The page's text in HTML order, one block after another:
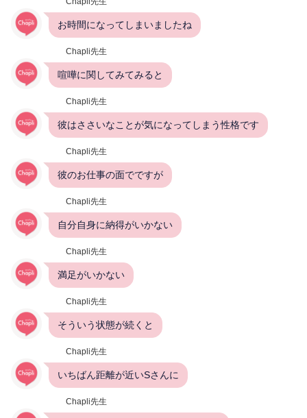
お時間になってしまいましたね
Chapli先生
喧嘩に関してみてみると
Chapli先生
彼はささいなことが気になってしまう性格です
Chapli先生
彼のお仕事の面でですが
Chapli先生
自分自身に納得がいかない
Chapli先生
満足がいかない
Chapli先生
そういう状態が続くと
Chapli先生
いちばん距離が近いSさんに
Chapli先生